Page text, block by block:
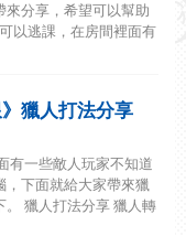
來分享，希望可以幫助
以逃課，在房間裡面有
》獵人打法分享
有一些敵人玩家不知道
，下面就給大家帶來獵
。 獵人打法分享 獵人轉